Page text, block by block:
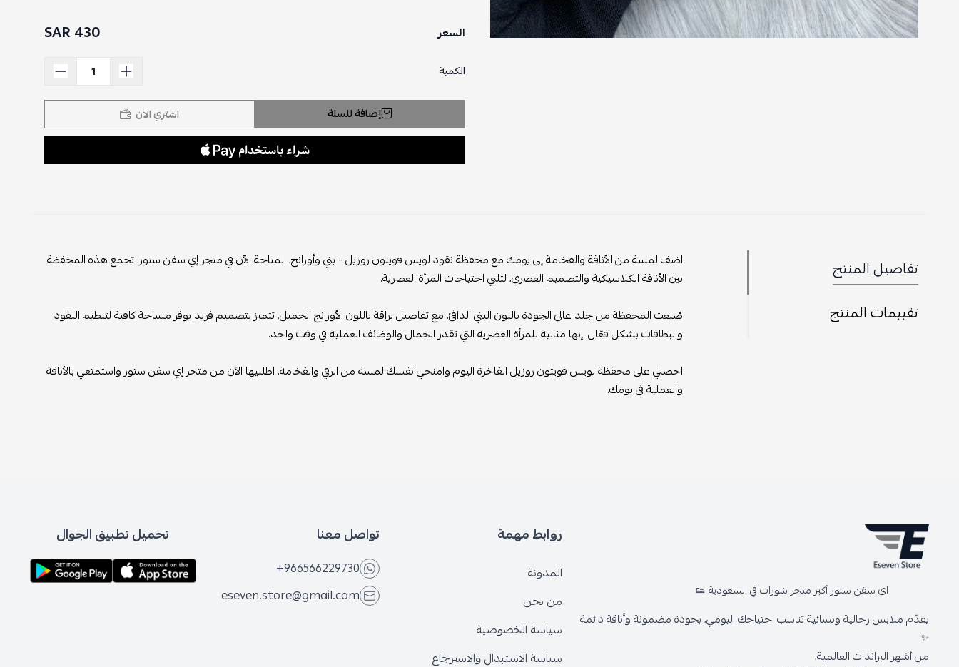
السعر 430 SAR
الكمية
إضافة للسلة اشتري الآن
تفاصيل المنتج
تقييمات المنتج
اضف لمسة من الأناقة والفخامة إلى يومك مع محفظة نقود لويس فويتون روزيل - بني وأورانج، المتاحة الآن في متجر إي سفن ستور. تجمع هذه المحفظة
بين الأناقة الكلاسيكية والتصميم العصري، لتلبي احتياجات المرأة العصرية.
صُنعت المحفظة من جلد عالي الجودة باللون البني الدافئ، مع تفاصيل براقة باللون الأورانج الجميل. تتميز بتصميم فريد يوفر مساحة كافية لتنظيم النقود
والبطاقات بشكل فعّال. إنها مثالية للمرأة العصرية التي تقدر الجمال والوظائف العملية في وقت واحد.
احصلي على محفظة لويس فويتون روزيل الفاخرة اليوم وامنحي نفسك لمسة من الرقي والفخامة. اطلبيها الآن من متجر إي سفن ستور واستمتعي بالأناقة
والعملية في يومك.
اي سفن ستور أكبر متجر شوزات في السعودية 👟
يقدّم ملابس رجالية ونسائية تناسب احتياجك اليومي، بجودة مضمونة وأناقة دائمة
✨
من أشهر البراندات العالمية،
روابط مهمة
المدونة
من نحن
سياسة الخصوصية
سياسة الاستبدال والاسترجاع
تواصل معنا
+966566229730
eseven.store@gmail.com
تحميل تطبيق الجوال